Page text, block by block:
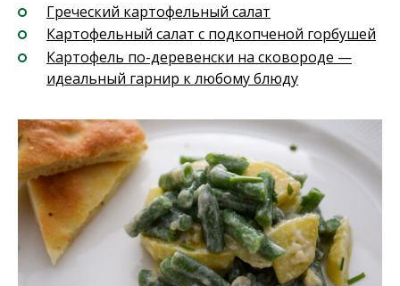
Греческий картофельный салат
Картофельный салат с подкопченой горбушей
Картофель по-деревенски на сковороде —
идеальный гарнир к любому блюду